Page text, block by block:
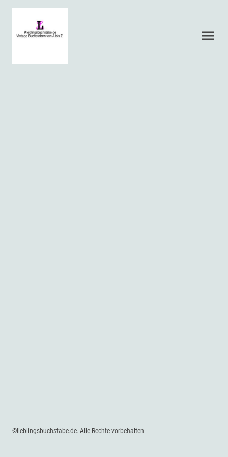
©lieblingsbuchstabe.de. Alle Rechte vorbehalten.